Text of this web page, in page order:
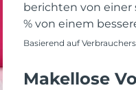
berichten von
% von einem
Basierend auf
Makellose